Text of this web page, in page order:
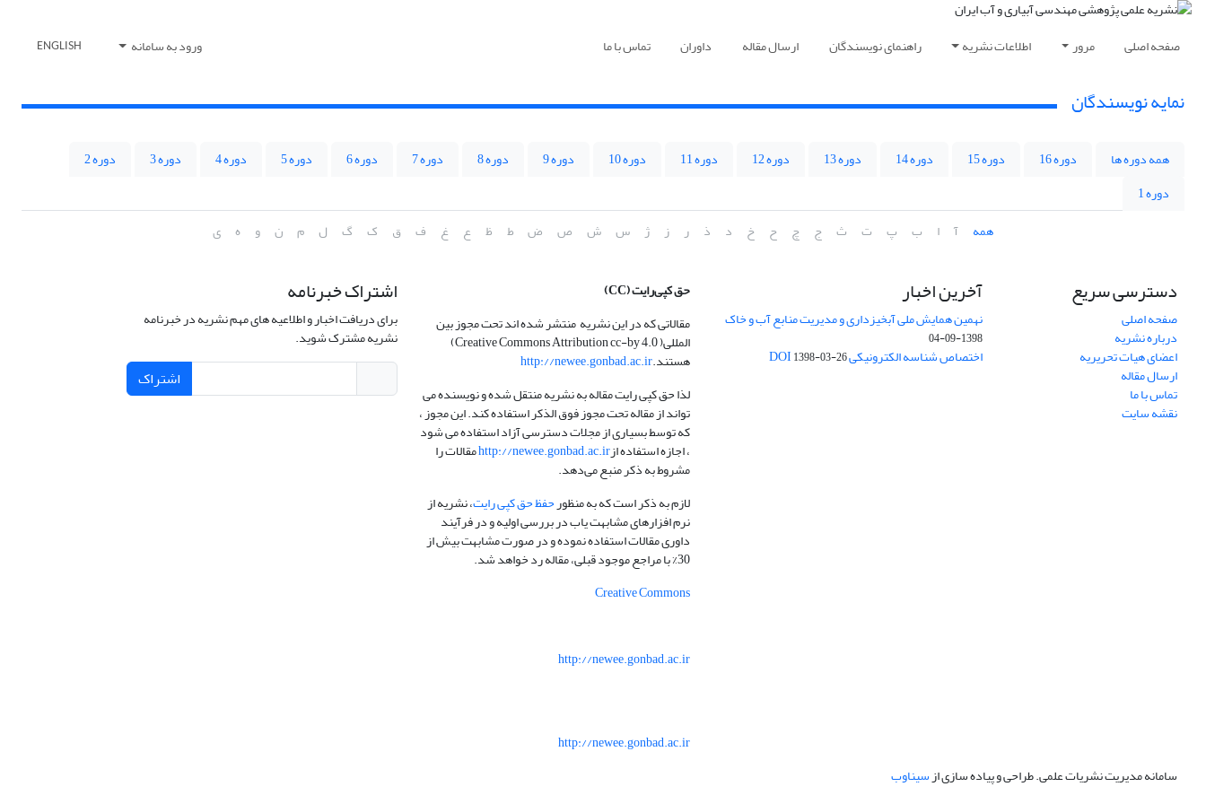
صفحه اصلی مرور اطلاعات نشریه راهنمای نویسندگان ارسال مقاله داوران تماس با ما ورود به سامانه ENGLISH
نمایه نویسندگان
همه دوره ها دوره 16 دوره 15 دوره 14 دوره 13 دوره 12 دوره 11 دوره 10 دوره 9 دوره 8 دوره 7 دوره 6 دوره 5 دوره 4 دوره 3
دوره 2
دوره 1
همه
آ ا ب پ ت ث ج چ ح خ د ذ ر ز ژ س ش ص ض ط ظ ع غ ف ق ک گ ل م ن و ه ی
دسترسی سریع
صفحه اصلی
درباره نشریه
اعضای هیات تحریریه
ارسال مقاله
تماس با ما
نقشه سایت
آخرین اخبار
نهمین همایش ملی آبخیزداری و مدیریت منابع آب و خاک
1398-09-04
اختصاص شناسه الکترونیکی DOI1398-03-26
حق کپی‌رایت(CC)
مقالاتی که در این نشریه منتشر شده اند تحت مجوز بین
المللی( Creative Commons Attribution cc-by 4.0)
هستند.http://newee.gonbad.ac.ir
لذا حق کپی رایت مقاله به نشریه منتقل شده و نویسنده می
تواند از مقاله تحت مجوز فوق الذکر استفاده کند. این مجوز ،
که توسط بسیاری از مجلات دسترسی آزاد استفاده می شود
، اجازه استفاده ازhttp://newee.gonbad.ac.irمقالات را
مشروط به ذکر منبع می‌دهد.
لازم به ذکر است که به منظورحفظ حق کپی رایت، نشریه از
نرم افزارهای مشابهت یاب در بررسی اولیه و در فرآیند
داوری مقالات استفاده نموده و در صورت مشابهت بیش از
30% با مراجع موجود قبلی، مقاله رد خواهد شد.
Creative Commons
http://newee.gonbad.ac.ir
http://newee.gonbad.ac.ir
اشتراک خبرنامه
برای دریافت اخبار و اطلاعیه های مهم نشریه در خبرنامه
نشریه مشترک شوید.
اشتراک
سامانه مدیریت نشریات علمی.طراحی و پیاده سازی ازسیناوب